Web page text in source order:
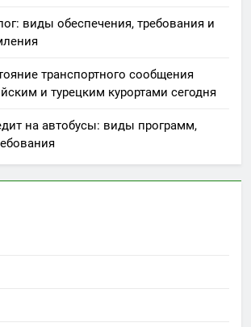
виды обеспечения, требования и
транспортного сообщения
и турецким курортами сегодня
на автобусы: виды программ,